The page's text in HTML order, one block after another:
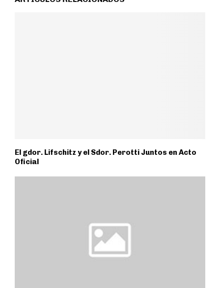
El gdor. Lifschitz y el Sdor. Perotti Juntos en Acto
Oficial